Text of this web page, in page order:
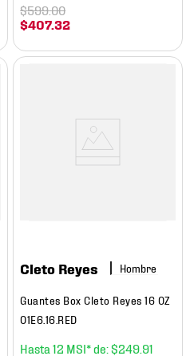
$407.32
$599.00
Cleto Reyes Hombre
Guantes Box Cleto Reyes 16 OZ
01E6.16.RED
12 $249 91